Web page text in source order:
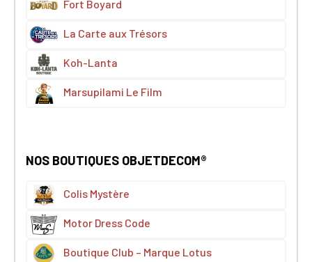
Fort Boyard
La Carte aux Trésors
Koh-Lanta
Marsupilami Le Film
NOS BOUTIQUES OBJETDECOM®
Colis Mystère
Motor Dress Code
Boutique Club – Marque Lotus